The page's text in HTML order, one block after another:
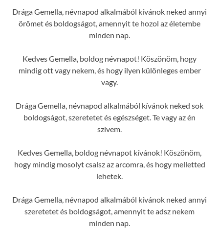
Drága Gemella, névnapod alkalmából kívánok neked annyi
örömet és boldogságot, amennyit te hozol az életembe
minden nap.
Kedves Gemella, boldog névnapot! Köszönöm, hogy
mindig ott vagy nekem, és hogy ilyen különleges ember
vagy.
Drága Gemella, névnapod alkalmából kívánok neked sok
boldogságot, szeretetet és egészséget. Te vagy az én
szívem.
Kedves Gemella, boldog névnapot kívánok! Köszönöm,
hogy mindig mosolyt csalsz az arcomra, és hogy melletted
lehetek.
Drága Gemella, névnapod alkalmából kívánok neked annyi
szeretetet és boldogságot, amennyit te adsz nekem
minden nap.